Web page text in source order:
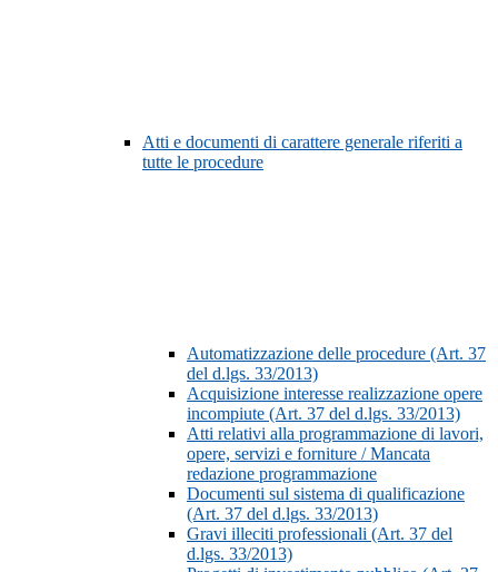
Atti e documenti di carattere generale riferiti a
tutte le procedure
Automatizzazione delle procedure (Art. 37
del d.lgs. 33/2013)
Acquisizione interesse realizzazione opere
incompiute (Art. 37 del d.lgs. 33/2013)
Atti relativi alla programmazione di lavori,
opere, servizi e forniture / Mancata
redazione programmazione
Documenti sul sistema di qualificazione
(Art. 37 del d.lgs. 33/2013)
Gravi illeciti professionali (Art. 37 del
d.lgs. 33/2013)